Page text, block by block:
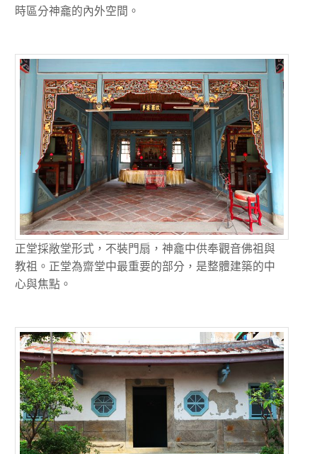
時區分神龕的內外空間。
正堂採敞堂形式，不裝門扇，神龕中供奉觀音佛祖與
教祖。正堂為齋堂中最重要的部分，是整體建築的中
心與焦點。